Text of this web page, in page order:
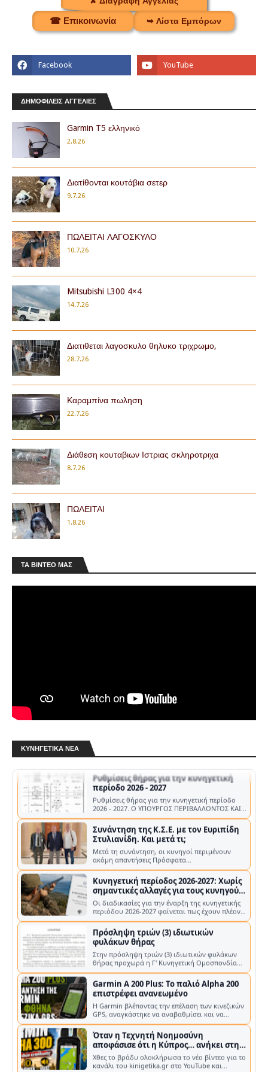
☎ Επικοινωνία ➥ Λίστα Εμπόρων
ΔΗΜΟΦΙΛΕΙΣ ΑΓΓΕΛΙΕΣ
Garmin T5 ελληνικό
2.8.26
Διατίθονται κουτάβια σετερ
9.7.26
ΠΩΛΕΙΤΑΙ ΛΑΓΟΣΚΥΛΟ
10.7.26
Mitsubishi L300 4×4
14.7.26
Διατιθεται λαγοσκυλο θηλυκο τριχρωμο,
28.7.26
Καραμπίνα πωληση
22.7.26
Διάθεση κουταβιων Ιστριας σκληροτριχα
8.7.26
ΠΩΛΕΙΤΑΙ
1.8.26
ΤΑ ΒΊΝΤΕΟ ΜΑΣ
ΚΥΝΗΓΕΤΙΚΆ ΝΈΑ
Ενόψει της έναρξης της κυνηγετικής περιόδου
2026-2027, ο Πρόεδρος της Κυνηγετικής
αδειών θήρας, καθώς και η ετήσια συνδρομή
Ρυθμίσεις θήρας για την κυνηγετική
περίοδο 2026 - 2027
Ρυθμίσεις θήρας για την κυνηγετική περίοδο
2026 - 2027. Ο ΥΠΟΥΡΓΟΣ ΠΕΡΙΒΑΛΛΟΝΤΟΣ ΚΑΙ
ΕΝΕΡΓΕΙΑΣ Α. ΔΙΑΡΚΕΙΑ ΚΥΝΗΓΕΤΙΚΗΣ …
Συνάντηση της Κ.Σ.Ε. με τον Ευριπίδη
Στυλιανίδη. Και μετά τι;
Μετά τη συνάντηση, οι κυνηγοί περιμένουν
ακόμη απαντήσεις Πρόσφατα
πραγματοποιήθηκε συνάντηση της Κυνηγετικής
Συνομοσπο…
Κυνηγετική περίοδος 2026-2027: Χωρίς
σημαντικές αλλαγές για τους κυνηγούς
– Νέα κατανομή στα τέλη των αδειών
θήρας
Οι διαδικασίες για την έναρξη της κυνηγετικής
περιόδου 2026-2027 φαίνεται πως έχουν πλέον
ολοκληρωθεί σε επίπεδο υπουργ…
Πρόσληψη τριών (3) ιδιωτικών
φυλάκων θήρας
Στην πρόσληψη τριών (3) ιδιωτικών φυλάκων
θήρας προχωρά η Γ' Κυνηγετική Ομοσπονδία
Πελοποννήσου (Γ' Κ.Ο.Π.) , με στόχο …
Garmin A 200 Plus: Το παλιό Alpha 200
επιστρέφει ανανεωμένο
Η Garmin βλέποντας την επέλαση των κινεζικών
GPS, αναγκάστηκε να αναβαθμίσει και να
επανακυκλοφορήσει το παλιό A200 Η G…
Όταν η Τεχνητή Νοημοσύνη
αποφάσισε ότι η Κύπρος… ανήκει στην
Τουρκία!
Χθες το βράδυ ολοκλήρωσα το νέο βίντεο για το
κανάλι του kinigetika.gr στο YouTube και